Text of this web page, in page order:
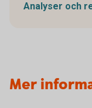
Analyser och
Mer